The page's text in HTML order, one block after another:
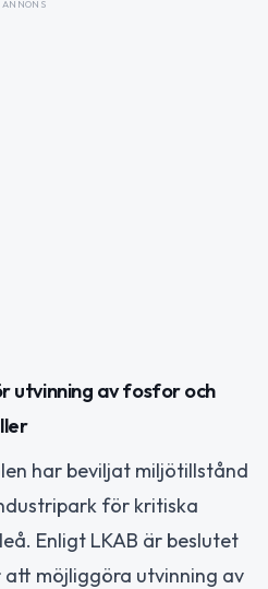
ANNONS
utvinning av fosfor och
har beviljat miljötillstånd
för kritiska
Enligt LKAB är beslutet
möjliggöra utvinning av